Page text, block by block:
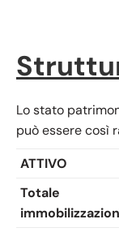
Lo stato
può essere così
ATTIVO
Totale